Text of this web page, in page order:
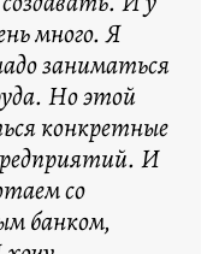
много. Я
заниматься
Но этой
конкретные
И
со
банком,